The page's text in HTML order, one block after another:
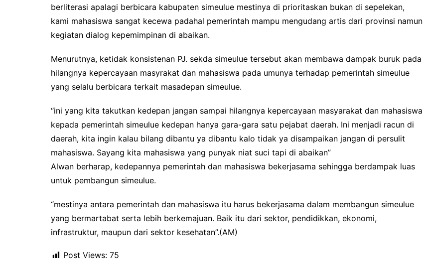
berliterasi apalagi berbicara kabupaten simeulue mestinya di prioritaskan bukan di sepelekan,
kami mahasiswa sangat kecewa padahal pemerintah mampu mengudang artis dari provinsi namun
kegiatan dialog kepemimpinan di abaikan.
Menurutnya, ketidak konsistenan PJ. sekda simeulue tersebut akan membawa dampak buruk pada
hilangnya kepercayaan masyrakat dan mahasiswa pada umunya terhadap pemerintah simeulue
yang selalu berbicara terkait masadepan simeulue.
“ini yang kita takutkan kedepan jangan sampai hilangnya kepercayaan masyarakat dan mahasiswa
kepada pemerintah simeulue kedepan hanya gara-gara satu pejabat daerah. Ini menjadi racun di
daerah, kita ingin kalau bilang dibantu ya dibantu kalo tidak ya disampaikan jangan di persulit
mahasiswa. Sayang kita mahasiswa yang punyak niat suci tapi di abaikan”
Alwan berharap, kedepannya pemerintah dan mahasiswa bekerjasama sehingga berdampak luas
untuk pembangun simeulue.
“mestinya antara pemerintah dan mahasiswa itu harus bekerjasama dalam membangun simeulue
yang bermartabat serta lebih berkemajuan. Baik itu dari sektor, pendidikkan, ekonomi,
infrastruktur, maupun dari sektor kesehatan”.(AM)
Post Views: 75